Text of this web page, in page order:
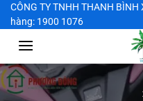
Chuyển
đến
CÔNG TY TNHH THANH
hàng: 1900 1076